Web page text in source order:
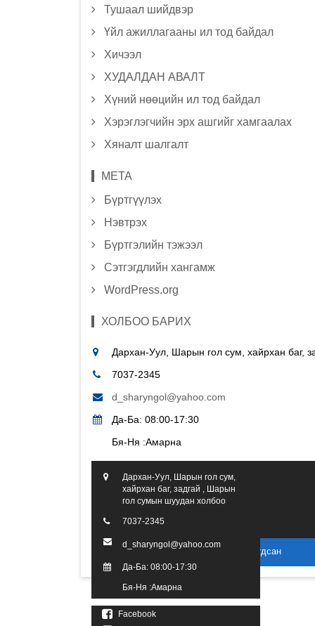
Тушаал шийдвэр
Үйл ажиллагааны ил тод байдал
Хичээл
ХУДАЛДАН АВАЛТ
Хүний нөөцийн ил тод байдал
Хэрэглэгчийн эрх ашгийг хамгаалах
Хяналт шалгалт
МЕТА
Бүртгүүлэх
Нэвтрэх
Бүртгэлийн тэжээл
Сэтгэгдлийн хангамж
WordPress.org
ХОЛБОО БАРИХ
Дархан-Уул, Шарын гол сум, хайрхан баг,
7037-2345
d_sharyngol@yahoo.com
Да-Ба: 08:00-17:30
Бя-Ня :Амарна
Дархан-Уул, Шарын гол сум,
хайрхан баг, задгай , Шарын
гол сумын шуудан холбоо
7037-2345
d_sharyngol@yahoo.com
Да-Ба: 08:00-17:30
Бя-Ня :Амарна
Facebook
2016 он. Бүх эрх хуулиар хамгаалагдсан